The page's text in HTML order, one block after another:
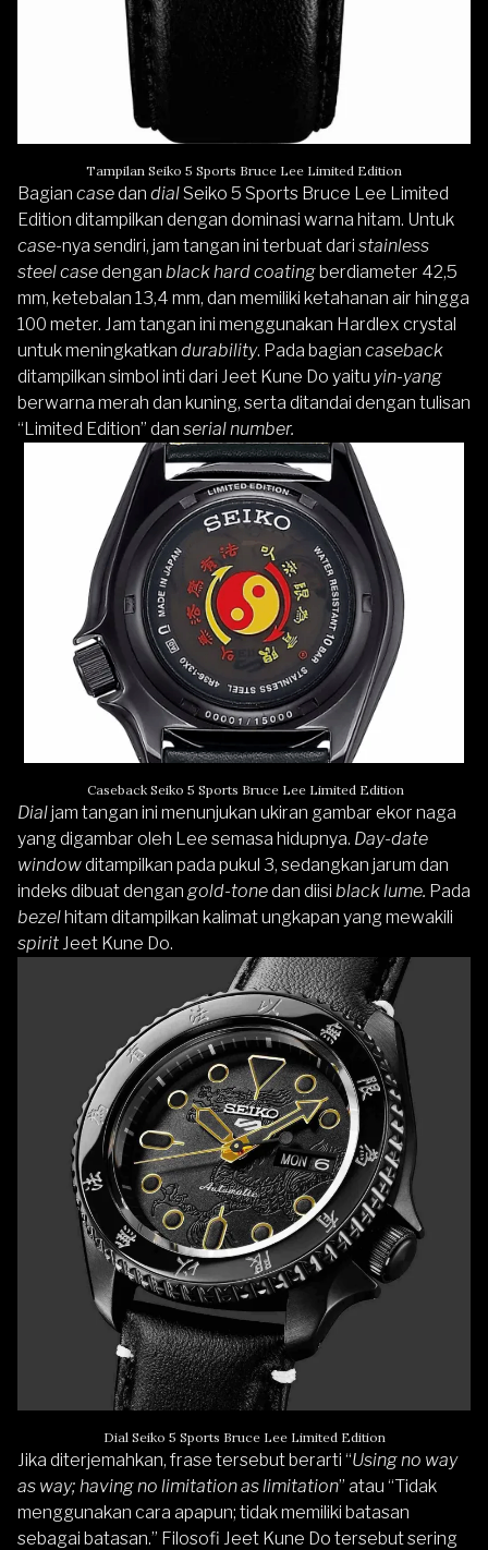
Tampilan Seiko 5 Sports Bruce Lee Limited Edition
Bagian casedan dial Seiko 5 Sports Bruce Lee Limited
Edition ditampilkan dengan dominasi warna hitam. Untuk
case-nya sendiri, jam tangan ini terbuat dari stainless
steel casedengan black hard coatingberdiameter 42,5
mm, ketebalan 13,4 mm, dan memiliki ketahanan air hingga
100 meter. Jam tangan ini menggunakan Hardlex crystal
untuk meningkatkan durability. Pada bagian caseback
ditampilkan simbol inti dari Jeet Kune Do yaitu yin-yang
berwarna merah dan kuning, serta ditandai dengan tulisan
“Limited Edition” dan serial number.
Caseback Seiko 5 Sports Bruce Lee Limited Edition
Dialjam tangan ini menunjukan ukiran gambar ekor naga
yang digambar oleh Lee semasa hidupnya. Day-date
windowditampilkan pada pukul 3, sedangkan jarum dan
indeks dibuat dengan gold-tonedan diisi black lume. Pada
bezelhitam ditampilkan kalimat ungkapan yang mewakili
spiritJeet Kune Do.
Dial Seiko 5 Sports Bruce Lee Limited Edition
Jika diterjemahkan, frase tersebut berarti “Using no way
as way; having no limitation as limitation” atau “Tidak
menggunakan cara apapun; tidak memiliki batasan
sebagai batasan.” Filosofi Jeet Kune Do tersebut sering